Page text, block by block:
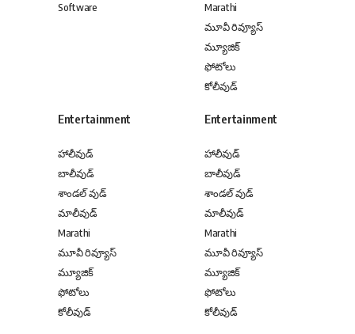
Software
Marathi
మూవీ రివ్యూస్
మ్యూజిక్
ఫోటోలు
కోలీవుడ్
Entertainment
హాలీవుడ్
బాలీవుడ్
శాండల్ వుడ్
మాలీవుడ్
Marathi
మూవీ రివ్యూస్
మ్యూజిక్
ఫోటోలు
కోలీవుడ్
Entertainment
హాలీవుడ్
బాలీవుడ్
శాండల్ వుడ్
మాలీవుడ్
Marathi
మూవీ రివ్యూస్
మ్యూజిక్
ఫోటోలు
కోలీవుడ్